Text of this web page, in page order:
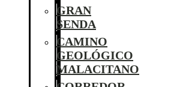
GRAN
SENDA
CAMINO
GEOLÓGICO
MALACITANO